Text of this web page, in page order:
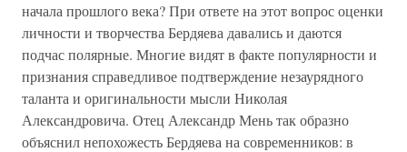
начала прошлого века? При ответе на этот вопрос оценки
личности и творчества Бердяева давались и даются
подчас полярные. Многие видят в факте популярности и
признания справедливое подтверждение незаурядного
таланта и оригинальности мысли Николая
Александровича. Отец Александр Мень так образно
объяснил непохожесть Бердяева на современников: в